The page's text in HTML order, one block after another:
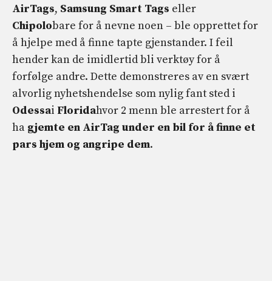
AirTags, Samsung Smart Tags eller
Chipolobare for å nevne noen – ble opprettet for
å hjelpe med å finne tapte gjenstander. I feil
hender kan de imidlertid bli verktøy for å
forfølge andre. Dette demonstreres av en svært
alvorlig nyhetshendelse som nylig fant sted i
Odessai Floridahvor 2 menn ble arrestert for å
ha gjemte en AirTag under en bil for å finne et
pars hjem og angripe dem.